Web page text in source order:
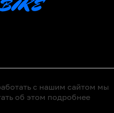
с нашим сайтом мы
об этом подробнее